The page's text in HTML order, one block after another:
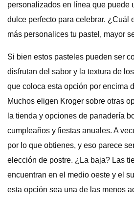
personalizados en línea que puede
dulce perfecto para celebrar. ¿Cuál
más personalices tu pastel, mayor
Si bien estos pasteles pueden ser
disfrutan del sabor y la textura de
que coloca esta opción por encima
Muchos eligen Kroger sobre otras
la tienda y opciones de panadería
cumpleaños y fiestas anuales. A
por lo que obtienes, y eso parece
elección de postre. ¿La baja? Las
encuentran en el medio oeste y el
esta opción sea una de las menos